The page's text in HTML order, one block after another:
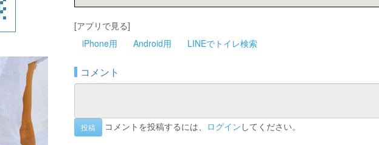
[アプリで見る]
iPhone用
Android用 LINEでトイレ検索
コメント
投稿 コメントを投稿するには、 ログイン してください。